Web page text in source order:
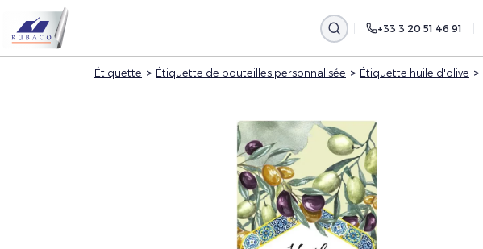
+33 3 20 51 46 91
Étiquette > Étiquette de bouteilles personnalisée > Étiquette huile d'olive >